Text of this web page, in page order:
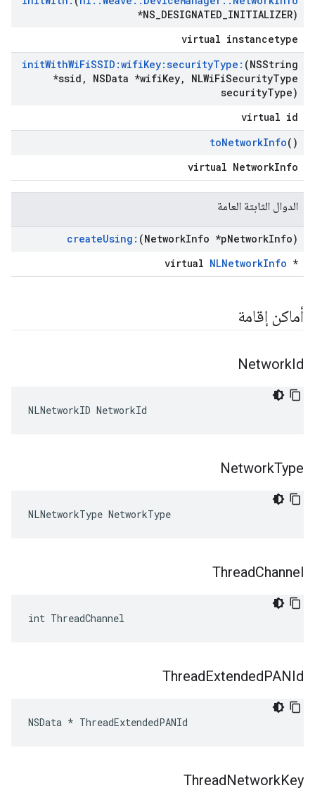
*NS DESIGNATED INITIALIZER)
virtual instancetype
initWithWiFiSSID:wifiKey:securityType: (NSString
*ssid , NSData *wifiKey, NLWiFiSecurityType
securityType)
virtual id
toNetworkInfo()
virtual NetworkInfo
الدوال الثابتة العامة
createUsing: (NetworkInfo *pNetworkInfo)
virtual NLNetworkInfo *
أماكن إقامة
NetworkId
NLNetworkID NetworkId
NetworkType
NLNetworkType NetworkType
ThreadChannel
int ThreadChannel
ThreadExtendedPANId
NSData * ThreadExtendedPANId
ThreadNetworkKey